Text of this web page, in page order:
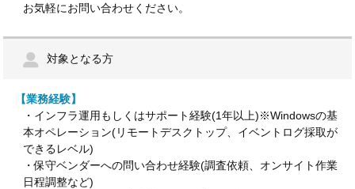
お気軽にお問い合わせください。
対象となる方
【業務経験】
・インフラ運用もしくはサポート経験(1年以上)※Windowsの基
本オペレーション(リモートデスクトップ、イベントログ採取が
できるレベル)
・保守ベンダーへの問い合わせ経験(調査依頼、オンサイト作業
日程調整など)